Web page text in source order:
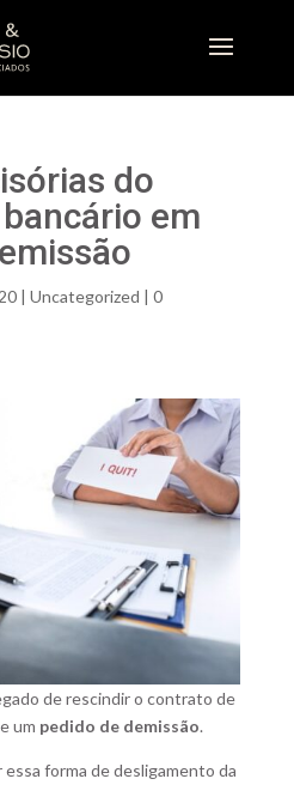
do
em
| Uncategorized | 0
de rescindir o contrato de
um pedido de demissão.
forma de desligamento da